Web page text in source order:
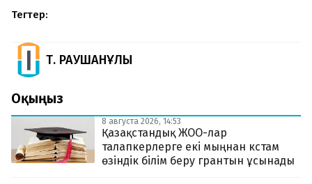
Тегтер:
Т. РАУШАНҰЛЫ
Оқыңыз
8 августа 2026, 14:53
Қазақстандық ЖОО-лар
талапкерлерге екі мыңнан кстам
өзіндік білім беру грантын ұсынады